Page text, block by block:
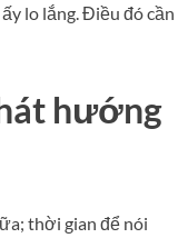
lo lắng. Điều đó cần
hướng
thời gian để nói